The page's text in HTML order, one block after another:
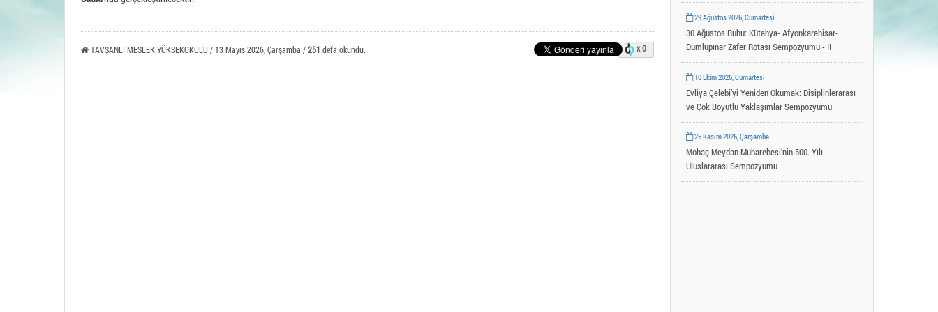
Uygulama ve Araştırma Merkezleri
YLSY Burs Programı
TAVŞANLI MESLEK YÜKSEKOKULU / 13 Mayıs 2026, Çarşamba /251 defa okundu. x 0
29 Ağustos 2026, Cumartesi
30 Ağustos Ruhu: Kütahya- Afyonkarahisar-
Dumlupınar Zafer Rotası Sempozyumu - II
10 Ekim 2026, Cumartesi
Evliya Çelebi’yi Yeniden Okumak: Disiplinlerarası
ve Çok Boyutlu Yaklaşımlar Sempozyumu
25 Kasım 2026, Çarşamba
Mohaç Meydan Muharebesi’nin 500. Yılı
Uluslararası Sempozyumu